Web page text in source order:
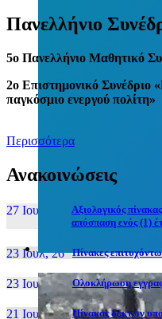
Πανελλήνιο
5o Πανελλήνιο Μαθητικό
2ο Επιστημονικό Συνέδριο
παγκόσμιο ενεργού πολίτη»
Περισσότερα
Ανακοινώσεις
27 Ιουν, 26
Αξιολογικός
απόσπαση ενός (1)
23 Ιουλ, 26 Πίνακες
23 Ιουλ, 26 Ολοκλήρωση
21 Ιουλ, 26 Πίνακας δεκτών